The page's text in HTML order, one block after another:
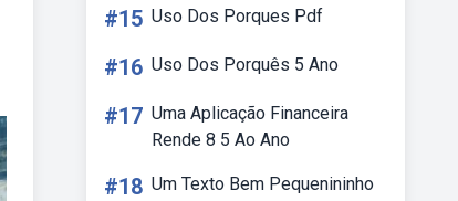
#15 Uso Dos Porques Pdf
#16 Uso Dos Porquês 5 Ano
#17 Uma Aplicação Financeira
Rende 8 5 Ao Ano
#18 Um Texto Bem Pequenininho